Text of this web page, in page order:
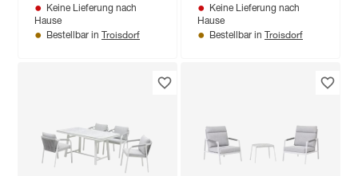
Keine Lieferung nach
Hause
Bestellbar in Troisdorf
Keine Lieferung nach
Hause
Bestellbar in Troisdorf